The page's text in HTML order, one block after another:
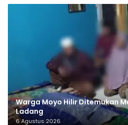
Warga Moyo Hilir Ditemukan
Ladang
6 Agustus 2026